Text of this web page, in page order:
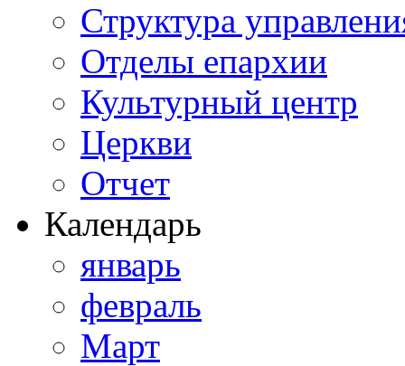
Структура
Отделы епархии
Культурный центр
Церкви
Отчет
Календарь
январь
февраль
Март